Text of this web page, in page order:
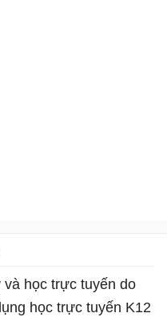
và học trực tuyến do
học trực tuyến K12